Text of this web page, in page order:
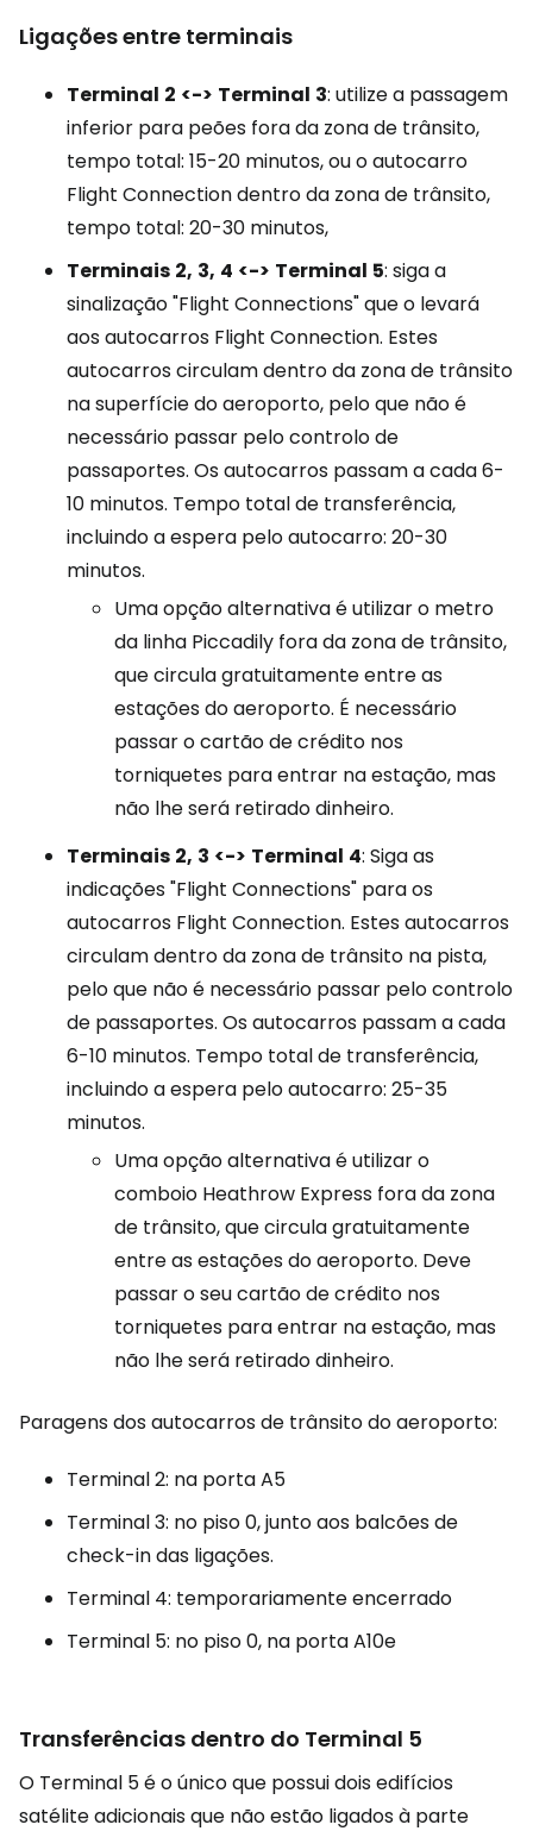
Ligações entre terminais
Terminal 2 <-> Terminal 3: utilize a passagem
inferior para peões fora da zona de trânsito,
tempo total: 15-20 minutos, ou o autocarro
Flight Connection dentro da zona de trânsito,
tempo total: 20-30 minutos,
Terminais 2, 3, 4 <-> Terminal 5: siga a
sinalização "Flight Connections" que o levará
aos autocarros Flight Connection. Estes
autocarros circulam dentro da zona de trânsito
na superfície do aeroporto, pelo que não é
necessário passar pelo controlo de
passaportes. Os autocarros passam a cada 6-
10 minutos. Tempo total de transferência,
incluindo a espera pelo autocarro: 20-30
minutos.
Uma opção alternativa é utilizar o metro
da linha Piccadily fora da zona de trânsito,
que circula gratuitamente entre as
estações do aeroporto. É necessário
passar o cartão de crédito nos
torniquetes para entrar na estação, mas
não lhe será retirado dinheiro.
Terminais 2, 3 <-> Terminal 4: Siga as
indicações "Flight Connections" para os
autocarros Flight Connection. Estes autocarros
circulam dentro da zona de trânsito na pista,
pelo que não é necessário passar pelo controlo
de passaportes. Os autocarros passam a cada
6-10 minutos. Tempo total de transferência,
incluindo a espera pelo autocarro: 25-35
minutos.
Uma opção alternativa é utilizar o
comboio Heathrow Express fora da zona
de trânsito, que circula gratuitamente
entre as estações do aeroporto. Deve
passar o seu cartão de crédito nos
torniquetes para entrar na estação, mas
não lhe será retirado dinheiro.
Paragens dos autocarros de trânsito do aeroporto:
Terminal 2: na porta A5
Terminal 3: no piso 0, junto aos balcões de
check-in das ligações.
Terminal 4: temporariamente encerrado
Terminal 5: no piso 0, na porta A10e
Transferências dentro do Terminal 5
O Terminal 5 é o único que possui dois edifícios
satélite adicionais que não estão ligados à parte